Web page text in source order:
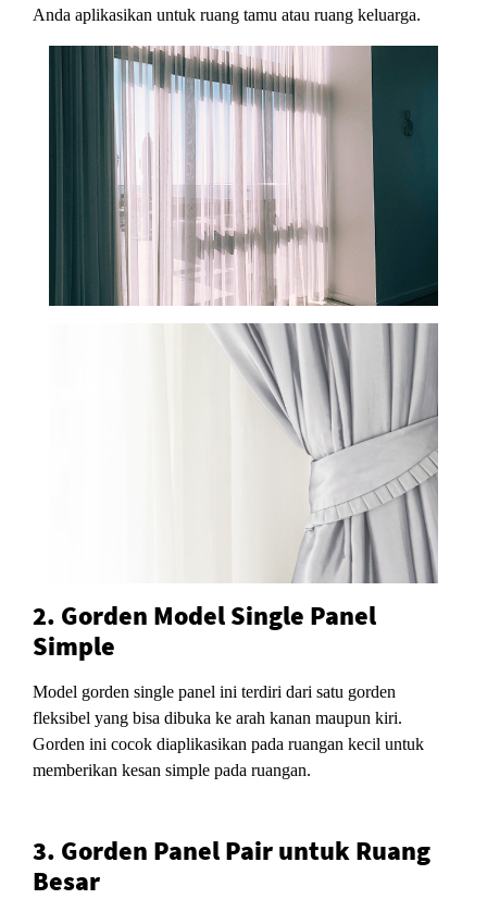
Anda aplikasikan untuk ruang tamu atau ruang keluarga.
2. Gorden Model Single Panel
Simple
Model gorden single panel ini terdiri dari satu gorden
fleksibel yang bisa dibuka ke arah kanan maupun kiri.
Gorden ini cocok diaplikasikan pada ruangan kecil untuk
memberikan kesan simple pada ruangan.
3. Gorden Panel Pair untuk Ruang
Besar